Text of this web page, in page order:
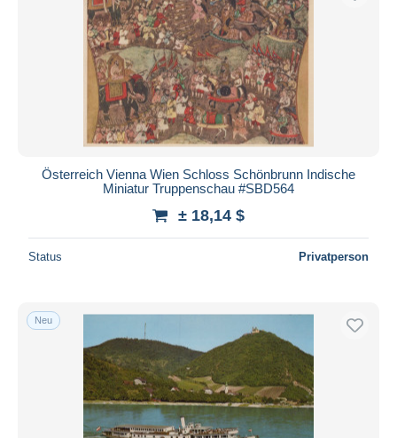
Österreich Vienna Wien Schloss Schönbrunn Indische
Miniatur Truppenschau #SBD564
± 18,14 $
Status Privatperson
Neu